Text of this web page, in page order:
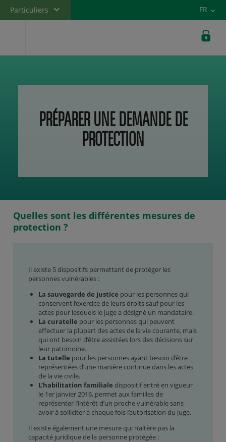
Particuliers FR
PRÉPARER UNE DEMANDE DE
PROTECTION
Quelles sont les différentes mesures de
protection ?
Il existe 5 dispositifs permettant de protéger les
personnes vulnérables :
La sauvegarde de justice pour les personnes qui
conservent l’exercice de leurs droits sauf pour les
actes pour lesquels le juge a désigné un mandataire.
La curatelle pour les personnes qui peuvent
effectuer la plupart des actes de la vie courante, mais
qui ont besoin d’être assistées lors des décisions sur
leur patrimoine.
La tutelle pour les personnes ayant besoin d’être
représentées d’une manière continue dans les actes
de la vie civile.
L’habilitation familiale dispositif entré en vigueur
le 1er janvier 2016, permet aux familles de
représenter l’intérêt d’un proche vulnérable sans
avoir à solliciter à chaque fois l’autorisation du juge.
Il existe également une mesure qui n’altère pas la
capacité juridique de la personne protégée :